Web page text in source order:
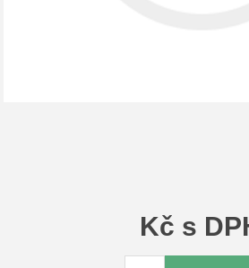
Kč s DPH